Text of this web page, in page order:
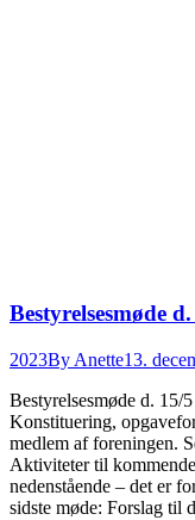
Bestyrelsesmøde
2023By Anette13.
Bestyrelsesmøde d. 15/
Konstituering,
medlem af foreningen.
Aktiviteter til
nedenstående – det er
sidste møde: Forslag til